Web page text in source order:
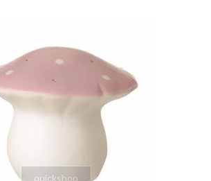
quickshop